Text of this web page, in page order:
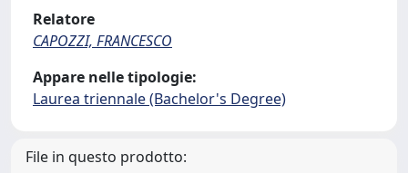
Relatore
CAPOZZI, FRANCESCO
Appare nelle tipologie:
Laurea triennale (Bachelor's Degree)
File in questo prodotto: